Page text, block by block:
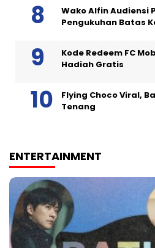
Wako Alfin Audiensi
Pengukuhan Batas
Kode Redeem FC
Hadiah Gratis
Flying Choco Viral,
Tenang
ENTERTAINMENT